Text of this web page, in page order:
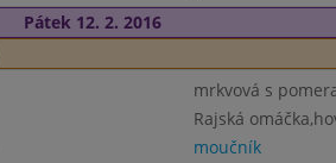
Pátek 12. 2. 2016
mrkvová s
Rajská
moučník